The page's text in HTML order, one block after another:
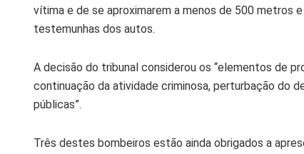
vítima e de se aproximarem a menos de 500 metros
testemunhas dos autos.
A decisão do tribunal considerou os “elementos de
continuação da atividade criminosa, perturbação do
públicas”.
Três destes bombeiros estão ainda obrigados a